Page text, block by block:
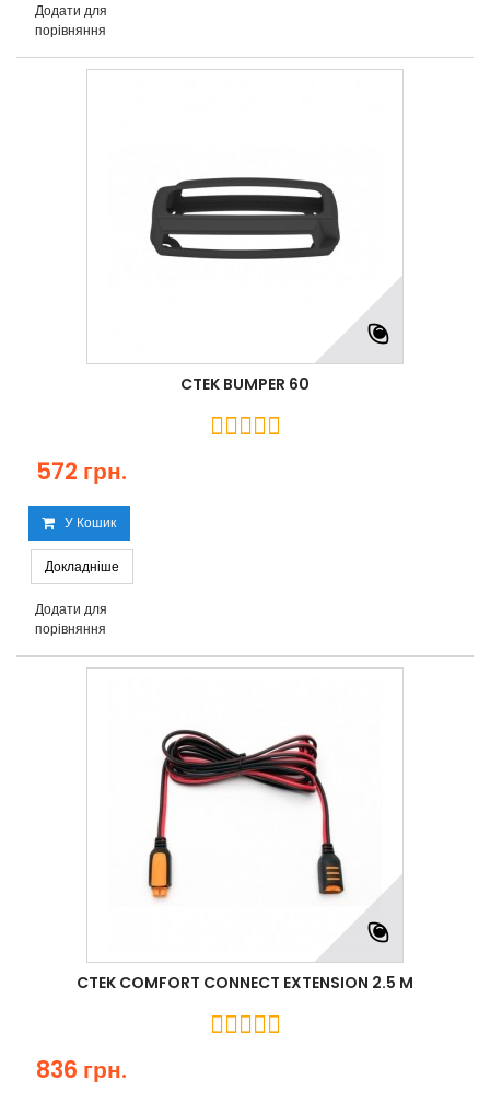
Додати для
порівняння
CTEK BUMPER 60
572 грн.
У Кошик
Докладніше
Додати для
порівняння
CTEK COMFORT CONNECT EXTENSION 2.5 M
836 грн.